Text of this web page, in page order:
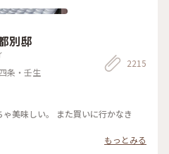
けだと、あんな粉っぽくないと思
別邸
条・壬生
2215
美味しい。 また買いに行かなき
もっとみる